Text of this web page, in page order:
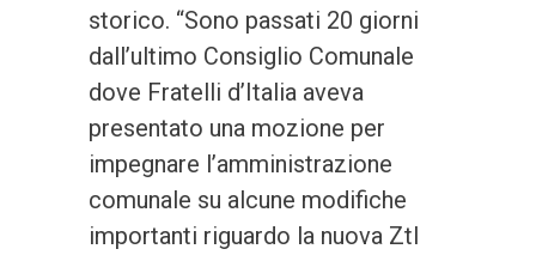
storico. “Sono passati 20 giorni
dall’ultimo Consiglio Comunale
dove Fratelli d’Italia aveva
presentato una mozione per
impegnare l’amministrazione
comunale su alcune modifiche
importanti riguardo la nuova Ztl